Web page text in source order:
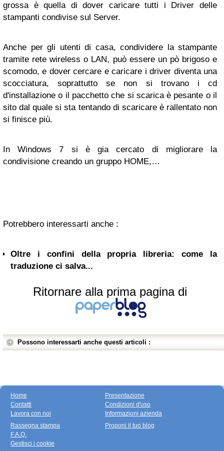
grossa è quella di dover caricare tutti i Driver delle
stampanti condivise sul Server.
Anche per gli utenti di casa, condividere la stampante
tramite rete wireless o LAN, può essere un pò brigoso e
scomodo, e dover cercare e caricare i driver diventa una
scocciatura, soprattutto se non si trovano i cd
d'installazione o il pacchetto che si scarica è pesante o il
sito dal quale si sta tentando di scaricare è rallentato non
si finisce più.
In Windows 7 si è gia cercato di migliorare la
condivisione creando un gruppo HOME,…
Potrebbero interessarti anche :
Oltre i confini della propria libreria: come la
traduzione ci salva...
Ritornare alla prima pagina di
Possono interessarti anche questi articoli :
Home
Contatti
Lavora con noi
Presentazione
Condizioni d'uso
Informazioni azienda
Rassegna stampa
F.A.Q.
Gestisci i cookie
Proponi il tuo blog